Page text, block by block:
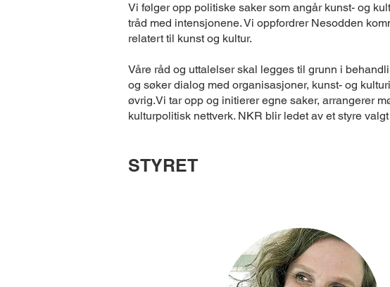
Vi følger opp politiske saker som angår kunst- og
tråd med intensjonene. Vi oppfordrer Nesodden
relatert til kunst og kultur.
Våre råd og uttalelser skal legges til grunn i
og søker dialog med organisasjoner, kunst- og
øvrig.Vi tar opp og initierer egne saker, arrangerer
kulturpolitisk nettverk. NKR blir ledet av et styre
STYRET